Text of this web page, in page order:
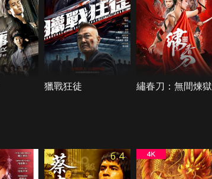
獵戰狂徒 繡春刀：無間煉獄
6.4